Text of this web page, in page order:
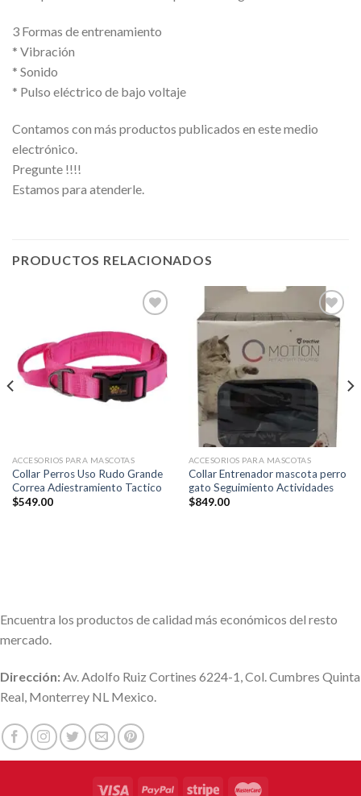
3 Formas de entrenamiento
* Vibración
* Sonido
* Pulso eléctrico de bajo voltaje
Contamos con más productos publicados en este medio
electrónico.
Pregunte !!!!
Estamos para atenderle.
PRODUCTOS RELACIONADOS
a la
lista de
deseos
ACCESORIOS PARA MASCOTAS
Collar Perros Uso Rudo Grande
Correa Adiestramiento Tactico
$549.00
Añadir
a la
lista de
deseos
ACCESORIOS PARA MASCOTAS
Collar Entrenador mascota perro
gato Seguimiento Actividades
$849.00
Encuentra los productos de calidad más económicos del resto
mercado.
Dirección: Av. Adolfo Ruiz Cortines 6224-1, Col. Cumbres Quinta
Real, Monterrey NL Mexico.